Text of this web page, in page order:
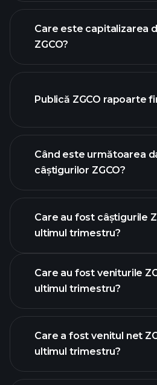
graficul ZGCO
Care este capitalizarea
ZGCO?
lista noastră de acțiuni
Publică ZGCO rapoarte
finanțele
Când este următoarea
câștigurilor ZGCO?
Care au fost câștigurile
ultimul trimestru?
câștigurile ZGCO
Care au fost veniturile
ultimul trimestru?
Care a fost venitul net
ultimul trimestru?